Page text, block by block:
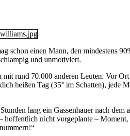
einen Mann, den mindestens
und unmotiviert.
rund 70.000 anderen Leuten. Vor
heißen Tag (35° im Schatten), jede
lang ein Gassenhauer nach dem
nicht vorgeplante –